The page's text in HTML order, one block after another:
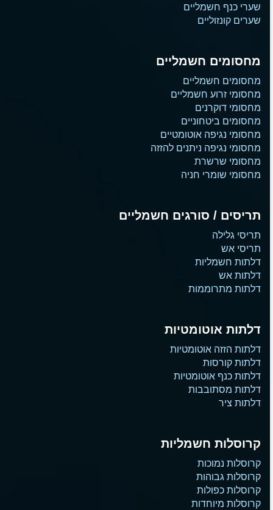
שערי כנף חשמליים
שערים קונזוליים
מחסומים חשמליים
מחסומים חשמליים
מחסומי זרוע חשמליים
מחסומי דוקרנים
מחסומים ביטחוניים
מחסומי נגיפה אוטומטיים
מחסומי נגיפה ניתנים להזזה
מחסומי שרשרת
מחסומי שומרי חניה
תריסים / סורגים חשמליים
תריסי גלילה
תריסי אש
דלתות חשמליות
דלתות אש
דלתות מתרוממות
דלתות אוטומטיות
דלתות הזזה אוטומטיות
דלתות קורסות
דלתות כנף אוטומטיות
דלתות מסתובבות
דלתות ציר
קרוסלות חשמליות
קרוסלות נמוכות
קרוסלות גבוהות
קרוסלות כפולות
קרוסלות מיוחדות